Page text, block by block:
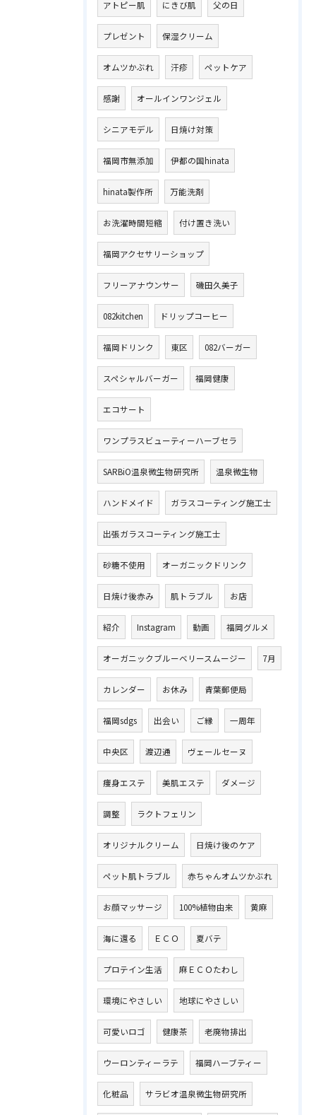
アトピー肌 にきび肌 父の日
プレゼント 保湿クリーム
オムツかぶれ 汗疹 ペットケア
感謝 オールインワンジェル
シニアモデル 日焼け対策
福岡市無添加 伊都の国hinata
hinata製作所 万能洗剤
お洗濯時間短縮 付け置き洗い
福岡アクセサリーショップ
フリーアナウンサー 磯田久美子
082kitchen ドリップコーヒー
福岡ドリンク 東区 082バーガー
スペシャルバーガー 福岡健康
エコサート
ワンプラスビューティーハーブセラ
SARBiO温泉微生物研究所 温泉微生物
ハンドメイド ガラスコーティング施工士
出張ガラスコーティング施工士
砂糖不使用 オーガニックドリンク
日焼け後赤み 肌トラブル お店
紹介 Instagram 動画 福岡グルメ
オーガニックブルーベリースムージー 7月
カレンダー お休み 青葉郵便局
福岡sdgs 出会い ご縁 一周年
中央区 渡辺通 ヴェールセーヌ
痩身エステ 美肌エステ ダメージ
調整 ラクトフェリン
オリジナルクリーム 日焼け後のケア
ペット肌トラブル 赤ちゃんオムツかぶれ
お顔マッサージ 100%植物由来 黄麻
海に還る ＥＣＯ 夏バテ
プロテイン生活 麻ＥＣＯたわし
環境にやさしい 地球にやさしい
可愛いロゴ 健康茶 老廃物排出
ウーロンティーラテ 福岡ハーブティー
化粧品 サラビオ温泉微生物研究所